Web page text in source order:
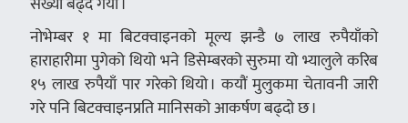
नोभेम्बर १ मा बिटक्वाइनको मूल्य झन्डै ७ लाख रुपैयाँको
हाराहारीमा पुगेको थियो भने डिसेम्बरको सुरुमा यो भ्यालुले करिब
१५ लाख रुपैयाँ पार गरेको थियो । कयौं मुलुकमा चेतावनी जारी
गरे पनि बिटक्वाइनप्रति मानिसको आकर्षण बढ्दो छ ।